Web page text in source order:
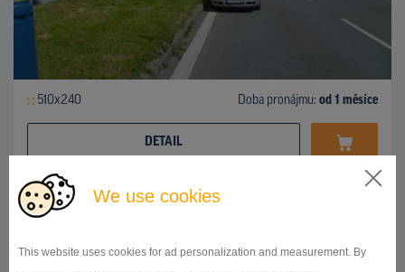
We use cookies
This website uses cookies for ad personalization and measurement. By
510x240 Doba pronájmu: od 1 měsíce
DETAIL
BILLBOARD